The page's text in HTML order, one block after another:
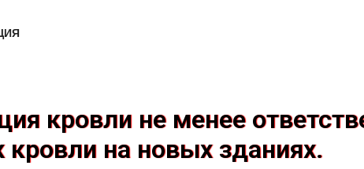
кровли не менее
на новых зданиях.